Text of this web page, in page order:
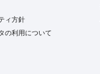
ィ方針
の利用について